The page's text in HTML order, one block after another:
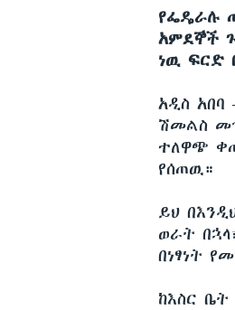
የፌዴራሉ
አምደኞች
ነዉ ፍርድ
አዲስ አበባ
ሽመልስ
ተለዋጭ
የሰጠዉ።
ይህ
ወራት
በነፃነት
ከእስር